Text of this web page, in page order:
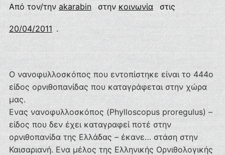
Από τον/τηνakarabin στην κοινωνία στις
20/04/2011 .
Ο νανοφυλλοσκόπος που εντοπίστηκε είναι το 444ο
είδος ορνιθοπανίδας που καταγράφεται στην χώρα
μας.
Eνας νανοφυλλοσκόπος (Phylloscopus proregulus) –
είδος που δεν έχει καταγραφεί ποτέ στην
ορνιθοπανίδα της Ελλάδας – έκανε… στάση στην
Καισαριανή. Eνα μέλος της Ελληνικής Ορνιθολογικής